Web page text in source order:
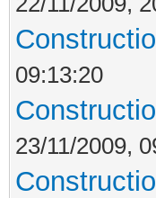
09:13:20
23/11/2009,